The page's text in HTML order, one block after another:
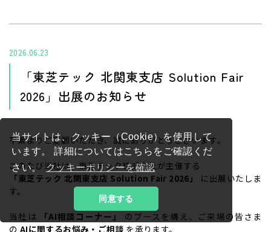
当サイトは、クッキー（Cookie）を使用して
います。 詳細についてはこちらをご確認くだ
さい。 クッキーポリシーを確認
同意する
2026.06.23
「東芝テック 北関東支店 Solution Fair
2026」出展のお知らせ
平素よりご愛顧いただき、誠にありがとうございます。
このたび当社は、東芝テック株式会社が主催する
「東芝テック 北関東支店 Solution Fair 2026」
に出展いたしま
す。
当社は 「AI相談コーナー」
のブースを構え、ご来場の皆さま
の AIに関するお悩み・ご相談 を承ります。